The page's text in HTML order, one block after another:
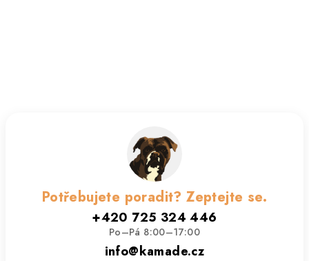
Potřebujete poradit? Zeptejte se.
+420 725 324 446
Po–Pá 8:00–17:00
info@kamade.cz